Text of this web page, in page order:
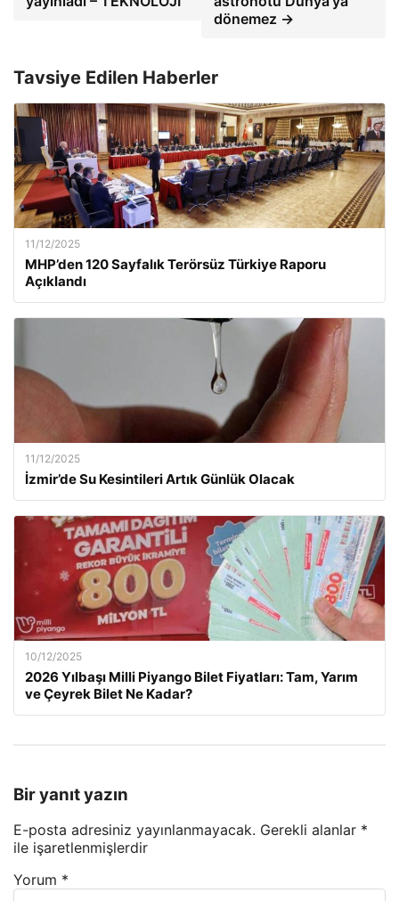
dönemez →
Tavsiye Edilen Haberler
11/12/2025
MHP’den 120 Sayfalık Terörsüz Türkiye Raporu
Açıklandı
11/12/2025
İzmir’de Su Kesintileri Artık Günlük Olacak
10/12/2025
2026 Yılbaşı Milli Piyango Bilet Fiyatları: Tam, Yarım
ve Çeyrek Bilet Ne Kadar?
Bir yanıt yazın
E-posta adresiniz yayınlanmayacak. Gerekli alanlar *
ile işaretlenmişlerdir
Yorum *